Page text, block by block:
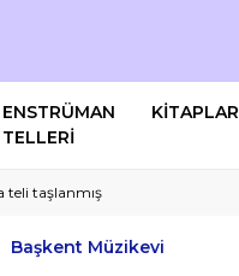
ENSTRÜMAN
TELLERİ
KİTAPLAR
teli taşlanmış
Başkent Müzikevi